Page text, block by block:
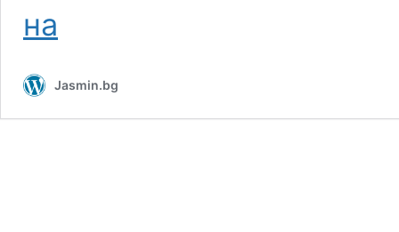
на
Момчил
Jasmin.bg